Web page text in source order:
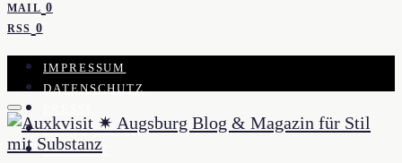
MAIL 0
RSS 0
IMPRESSUM
DATENSCHUTZ
KOOPERATION
KONTAKT